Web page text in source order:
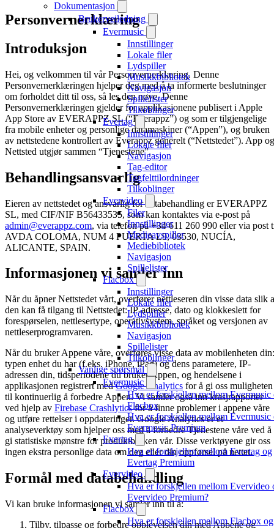
Dokumentasjon
Brukerveiledning
Evermusic
Innstillinger
Lokale filer
Lydspiller
Musikkbibliotek
Navigasjon
Spillelister
Tilkoblinger
Evertag
Innstillinger
Lokale filer
Navigasjon
Tag-editor
Tagfelttilordninger
Tilkoblinger
Evervideo
Filer
Innstillinger
Medieavspiller
Mediebibliotek
Navigasjon
Spillelister
Flacbox
Innstillinger
Lokale filer
Lydspiller
Musikkbibliotek
Navigasjon
Spillelister
Tilkoblinger
Vanlige spørsmål
Evermusic
Hva er forskjellen mellom Evermusic
Flacbox
Hva er forskjellen mellom Evermusic
Evermusic Premium
Evertag
Hva er forskjellen mellom Evertag og
Evertag Premium
Evervideo
Hva er forskjellen mellom Evervideo
Evervideo Premium?
Flacbox
Hva er forskjellen mellom Flacbox og
Personvernerklæring
Introduksjon
Hei, og velkommen til vår Personvernerklæring. Denne
Personvernerklæringen hjelper deg med å ta informerte beslutninger
om forholdet ditt til oss, så les den nøye. Denne
Personvernerklæringen gjelder for applikasjonene publisert i Apple
App Store av EVERAPPZ SL (“Everappz”) og som er tilgjengelige
fra mobile enheter og personlige datamaskiner (“Appen”), og bruken
av nettstedene kontrollert av Everappz generelt (“Nettstedet”). App og
Nettsted utgjør sammen “Tjenestene”.
Behandlingsansvarlig
Eieren av nettstedet og ansvarlig for databehandling er EVERAPPZ
SL, med CIF/NIF B56433535, som kan kontaktes via e-post på
admin@everappz.com, via telefon på +34 611 260 990 eller via post
AVDA COLOMA, NUM 4 PUERTA L9, 03530, NUCÍA,
ALICANTE, SPAIN.
Informasjonen vi samler inn
Når du åpner Nettstedet vårt, overfører nettleseren din visse data slik
den kan få tilgang til Nettstedet: IP-adresse, dato og klokkeslett for
forespørselen, nettlesertype, operativsystem, språket og versjonen av
nettleserprogramvaren.
Når du bruker Appene våre, overføres visse data av mobilenheten din:
typen enhet du har (f.eks. iPhone, iPad) og dens parametere, IP-
adressen din, tidsperiodene du bruker Appen, og hendelsene i
applikasjonen registrert medGoogle Analytics for å gi oss muligheten
til kontinuerlig å forbedre Appen. Vi samler også inn krasjrapporter
ved hjelp av Firebase Crashlyticsfor å finne problemer i appene våre
og utføre rettelser i oppdateringer. Google Analytics er et
analyseverktøy som hjelper oss med å forbedre Tjenestene våre ved å
gi statistiske mønstre for produktbruken vår. Disse verktøyene gir oss
ingen ekstra personlige data om deg eller din oppførsel på nettet.
Formål med databehandling
Vi kan bruke informasjonen vi samler inn til å:
Tilby, tilpasse og forbedre opplevelsen din med Appene og